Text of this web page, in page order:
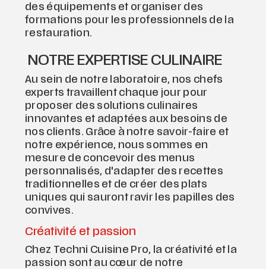
des équipements et organiser des
formations pour les professionnels de la
restauration.
NOTRE EXPERTISE CULINAIRE
Au sein de notre laboratoire, nos chefs
experts travaillent chaque jour pour
proposer des solutions culinaires
innovantes et adaptées aux besoins de
nos clients. Grâce à notre savoir-faire et
notre expérience, nous sommes en
mesure de concevoir des menus
personnalisés, d'adapter des recettes
traditionnelles et de créer des plats
uniques qui sauront ravir les papilles des
convives.
Créativité et passion
Chez Techni Cuisine Pro, la créativité et la
passion sont au cœur de notre